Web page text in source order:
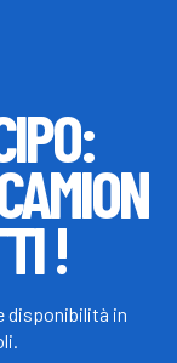
!
disponibilità in